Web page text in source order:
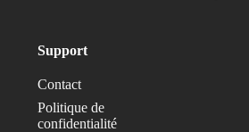
Support
Contact
Politique de
confidentialité